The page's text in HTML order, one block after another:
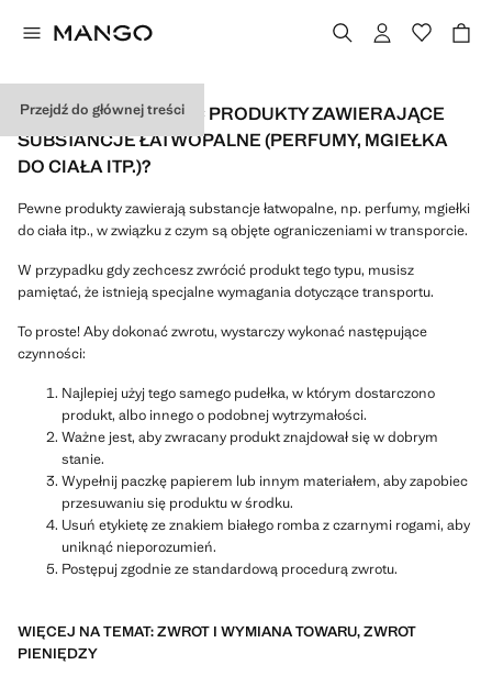
Przejdź do głównej treści
JAK MOGĘ ZWRÓCIĆ PRODUKTY ZAWIERAJĄCE
SUBSTANCJE ŁATWOPALNE (PERFUMY, MGIEŁKA
DO CIAŁA ITP.)?
Pewne produkty zawierają substancje łatwopalne, np. perfumy, mgiełki
do ciała itp., w związku z czym są objęte ograniczeniami w transporcie.
W przypadku gdy zechcesz zwrócić produkt tego typu, musisz
pamiętać, że istnieją specjalne wymagania dotyczące transportu.
To proste! Aby dokonać zwrotu, wystarczy wykonać następujące
czynności:
Najlepiej użyj tego samego pudełka, w którym dostarczono
produkt, albo innego o podobnej wytrzymałości.
Ważne jest, aby zwracany produkt znajdował się w dobrym
stanie.
Wypełnij paczkę papierem lub innym materiałem, aby zapobiec
przesuwaniu się produktu w środku.
Usuń etykietę ze znakiem białego romba z czarnymi rogami, aby
uniknąć nieporozumień.
Postępuj zgodnie ze standardową procedurą zwrotu.
WIĘCEJ NA TEMAT: ZWROT I WYMIANA TOWARU, ZWROT
PIENIĘDZY